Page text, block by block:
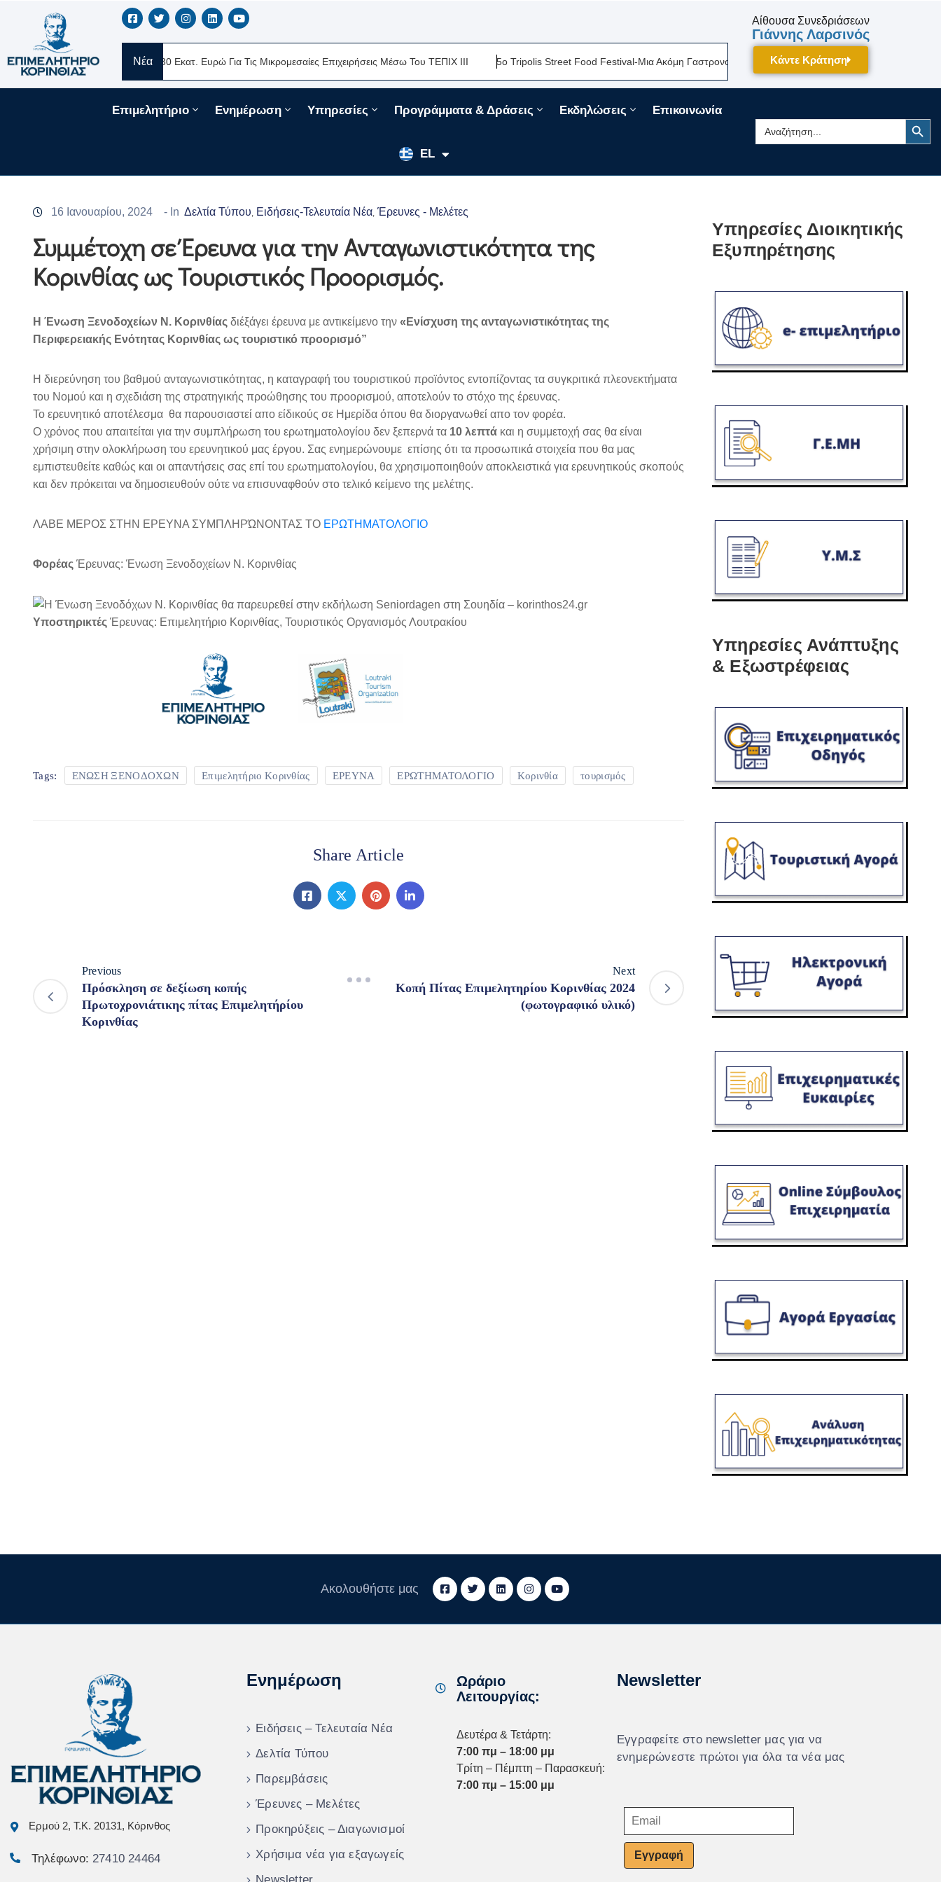
Νέα
Ελλάς Νέα Δάνεια 330 Εκατ. Ευρώ Για Τις Μικρομεσαίες Επιχειρήσεις Μέσω Του ΤΕΠΙΧ ΙΙΙ 5ο Tripolis Street Food Festival-Μια Ακόμη Γαστρονομική Γιορτή Της Πελοποννήσου Δίνει Ραντεβού Τον
Αίθουσα Συνεδριάσεων
Γιάννης Λαρσινός
Κάντε Κράτηση
Επιμελητήριο Ενημέρωση Υπηρεσίες Προγράμματα & Δράσεις Εκδηλώσεις Επικοινωνία
EL
EN
FR
Search
for:
Search Button
16 Ιανουαρίου, 2024 - In Δελτία Τύπου Ειδήσεις-Τελευταία Νέα Έρευνες - Μελέτες
Συμμέτοχη σε Έρευνα για την Ανταγωνιστικότητα της
Κορινθίας ως Τουριστικός Προορισμός.
Η Ένωση Ξενοδοχείων Ν. Κορινθίας διέξάγει έρευνα με αντικείμενο την «Ενίσχυση της ανταγωνιστικότητας της
Περιφερειακής Ενότητας Κορινθίας ως τουριστικό προορισμό”
H διερεύνηση του βαθμού ανταγωνιστικότητας, η καταγραφή του τουριστικού προϊόντος εντοπίζοντας τα συγκριτικά πλεονεκτήματα
του Νομού και η σχεδιάση της στρατηγικής προώθησης του προορισμού, αποτελούν το στόχο της έρευνας.
Το ερευνητικό αποτέλεσμα θα παρουσιαστεί απο είδικούς σε Ημερίδα όπου θα διοργανωθεί απο τον φορέα.
Ο χρόνος που απαιτείται για την συμπλήρωση του ερωτηματολογίου δεν ξεπερνά τα 10 λεπτά και η συμμετοχή σας θα είναι
χρήσιμη στην ολοκλήρωση του ερευνητικού μας έργου. Σας ενημερώνουμε επίσης ότι τα προσωπικά στοιχεία που θα μας
εμπιστευθείτε καθώς και οι απαντήσεις σας επί του ερωτηματολογίου, θα χρησιμοποιηθούν αποκλειστικά για ερευνητικούς σκοπούς
και δεν πρόκειται να δημοσιευθούν ούτε να επισυναφθούν στο τελικό κείμενο της μελέτης.
ΛΑΒΕ ΜΕΡΟΣ ΣΤΗΝ ΕΡΕΥΝΑ ΣΥΜΠΛΗΡΏΝΟΝΤΑΣ ΤΟ ΕΡΩΤΗΜΑΤΟΛΟΓΙΟ
Φορέας Έρευνας: Ένωση Ξενοδοχείων Ν. Κορινθίας
Υποστηρικτές Έρευνας: Επιμελητήριο Κορινθίας, Τουριστικός Οργανισμός Λουτρακίου
Tags: ΕΝΩΣΗ ΞΕΝΟΔΟΧΩΝ Επιμελητήριο Κορινθίας ΕΡΕΥΝΑ ΕΡΩΤΗΜΑΤΟΛΟΓΙΟ Κορινθία τουρισμός
Share Article
Previous
Πρόσκληση σε δεξίωση κοπής
Πρωτοχρονιάτικης πίτας Επιμελητήρίου
Κορινθίας
Next
Κοπή Πίτας Επιμελητηρίου Κορινθίας 2024
(φωτογραφικό υλικό)
Υπηρεσίες Διοικητικής
Εξυπηρέτησης
Υπηρεσίες Ανάπτυξης
& Εξωστρέφειας
Ακολουθήστε μας
Ερμού 2, Τ.Κ. 20131, Κόρινθος
Τηλέφωνο: 27410 24464
Ενημέρωση
Ειδήσεις – Τελευταία Νέα
Δελτία Τύπου
Παρεμβάσεις
Έρευνες – Μελέτες
Προκηρύξεις – Διαγωνισμοί
Χρήσιμα νέα για εξαγωγείς
Ωράριο
Λειτουργίας:
Δευτέρα & Τετάρτη:
7:00 πμ – 18:00 μμ
Τρίτη – Πέμπτη – Παρασκευή:
7:00 πμ – 15:00 μμ
Newsletter
Εγγραφείτε στο newsletter μας για να
ενημερώνεστε πρώτοι για όλα τα νέα μας
Εγγραφή